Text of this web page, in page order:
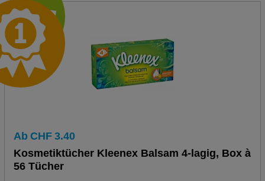
Ab CHF 3.40
Kosmetiktücher Kleenex Balsam 4-lagig, Box à
56 Tücher